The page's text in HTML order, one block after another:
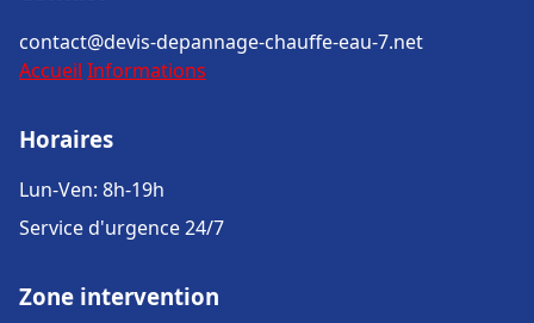
contact@devis-depannage-chauffe-eau-7.net
Accueil Informations
Horaires
Lun-Ven: 8h-19h
Service d'urgence 24/7
Zone intervention